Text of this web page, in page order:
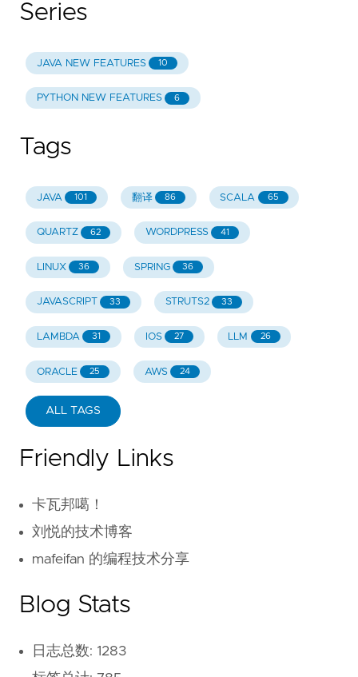
Series
JAVA NEW FEATURES 10
PYTHON NEW FEATURES 6
Tags
JAVA 101 翻译 86 SCALA 65
QUARTZ 62 WORDPRESS 41
LINUX 36 SPRING 36
JAVASCRIPT 33 STRUTS2 33
LAMBDA 31 IOS 27 LLM 26
ORACLE 25 AWS 24
ALL TAGS
Friendly Links
卡瓦邦噶！
刘悦的技术博客
mafeifan 的编程技术分享
Blog Stats
日志总数: 1283